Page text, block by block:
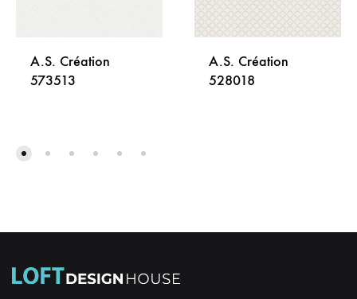
A.S. Création
573513
A.S. Création
528018